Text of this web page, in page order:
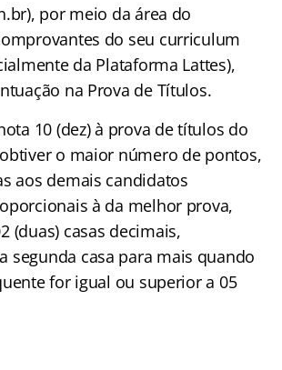
por meio da área do
do seu curriculum
da Plataforma Lattes),
na Prova de Títulos.
10 (dez) à prova de títulos do
o maior número de pontos,
aos demais candidatos
à da melhor prova,
(duas) casas decimais,
segunda casa para mais quando
for igual ou superior a 05